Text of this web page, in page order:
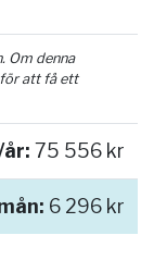
Om denna
att få ett
75 556 kr
6 296 kr